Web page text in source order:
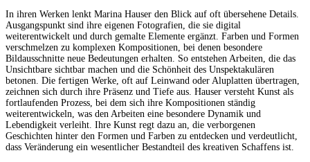
In ihren Werken lenkt Marina Hauser den Blick auf oft übersehene Details.
Ausgangspunkt sind ihre eigenen Fotografien, die sie digital
weiterentwickelt und durch gemalte Elemente ergänzt. Farben und Formen
verschmelzen zu komplexen Kompositionen, bei denen besondere
Bildausschnitte neue Bedeutungen erhalten. So entstehen Arbeiten, die das
Unsichtbare sichtbar machen und die Schönheit des Unspektakulären
betonen. Die fertigen Werke, oft auf Leinwand oder Aluplatten übertragen,
zeichnen sich durch ihre Präsenz und Tiefe aus. Hauser versteht Kunst als
fortlaufenden Prozess, bei dem sich ihre Kompositionen ständig
weiterentwickeln, was den Arbeiten eine besondere Dynamik und
Lebendigkeit verleiht. Ihre Kunst regt dazu an, die verborgenen
Geschichten hinter den Formen und Farben zu entdecken und verdeutlicht,
dass Veränderung ein wesentlicher Bestandteil des kreativen Schaffens ist.